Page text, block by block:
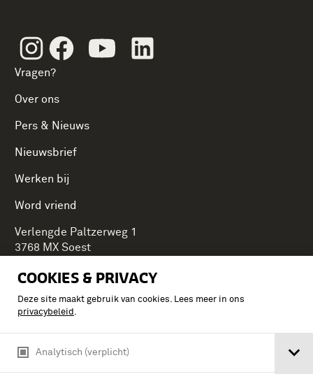
COOKIES & PRIVACY
Deze site maakt gebruik van cookies. Lees meer in ons
privacybeleid .
Analytisch (verplicht)
InstagramFacebookYoutube
Vragen?
Over ons
Pers & Nieuws
Nieuwsbrief
Werken bij
Word vriend
Verlengde Paltzerweg 1
3768 MX Soest
Onderdeel van Stichting Koninklijke Defensiemusea,